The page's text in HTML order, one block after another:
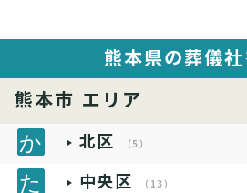
熊本県の葬儀
熊本市 エリア
北区 （5）
中央区 （13）